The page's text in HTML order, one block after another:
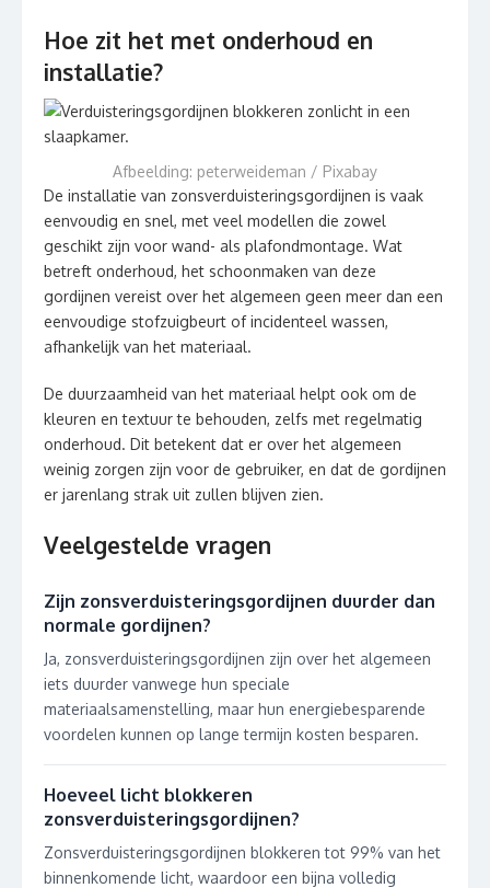
Hoe zit het met onderhoud en
installatie?
Afbeelding: peterweideman / Pixabay
De installatie van zonsverduisteringsgordijnen is vaak
eenvoudig en snel, met veel modellen die zowel
geschikt zijn voor wand- als plafondmontage. Wat
betreft onderhoud, het schoonmaken van deze
gordijnen vereist over het algemeen geen meer dan een
eenvoudige stofzuigbeurt of incidenteel wassen,
afhankelijk van het materiaal.
De duurzaamheid van het materiaal helpt ook om de
kleuren en textuur te behouden, zelfs met regelmatig
onderhoud. Dit betekent dat er over het algemeen
weinig zorgen zijn voor de gebruiker, en dat de gordijnen
er jarenlang strak uit zullen blijven zien.
Veelgestelde vragen
Zijn zonsverduisteringsgordijnen duurder dan
normale gordijnen?
Ja, zonsverduisteringsgordijnen zijn over het algemeen
iets duurder vanwege hun speciale
materiaalsamenstelling, maar hun energiebesparende
voordelen kunnen op lange termijn kosten besparen.
Hoeveel licht blokkeren
zonsverduisteringsgordijnen?
Zonsverduisteringsgordijnen blokkeren tot 99% van het
binnenkomende licht, waardoor een bijna volledig